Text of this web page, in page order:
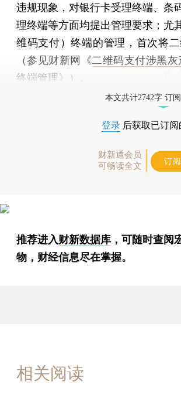
违规现象，对银行卡受理终端、条
理终端等方面均提出管理要求；尤
维码支付）终端的管理，首次将
（参见财新网《二维码支付涉黑
终端管理》）。
本文共计2742字 订
登录 后获取已订
财新通会员
可畅读全文
订
推荐进入财新数据库 ，可随时查阅
物，财经信息尽在掌握。
相关阅读